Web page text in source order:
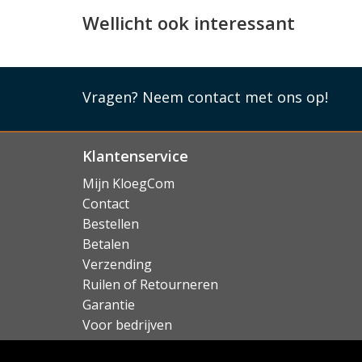
Beweegt mee
MacBook Pro zit deze nooit in de weg. Er is
sleuven gemaakt om ook de koeling niet te
Lees
Wellicht ook interessant
Vragen? Neem contact met ons op!
Klantenservice
Mijn KloegCom
Contact
Bestellen
Betalen
Verzending
Ruilen of Retourneren
Garantie
Voor bedrijven
Over KloegCom.nl